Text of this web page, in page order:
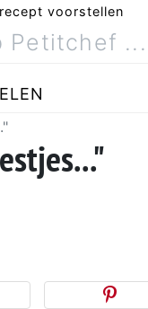
voorstellen